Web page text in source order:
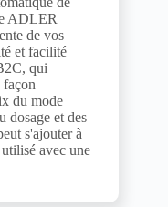
ADLER
de vos
et facilité
qui
façon
du mode
dosage et des
s'ajouter à
avec une